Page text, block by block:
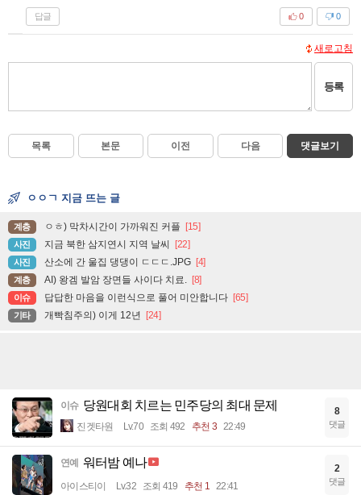
답글 0
0
새로고침
등록
목록 본문 이전 다음 댓글보기
ㅇㅇㄱ 지금 뜨는 글
계층 ㅇㅎ) 막차시간이 가까워진 커플 [15]
사진 지금 북한 삼지연시 지역 날씨 [22]
사진 산소에 간 울집 댕댕이 ㄷㄷㄷ.JPG [4]
계층 AI) 왕겜 발암 장면들 사이다 치료. [8]
이슈 답답한 마음을 이런식으로 풀어 미안합니다 [65]
기타 개빡침주의) 이게 12년 [24]
이슈 당원대회 치르는 민주당의 최대 문제
진겟타원 Lv.70 조회 492 추천 3 22:49
8
댓글
연예 워터밤 예나
아이스티이 Lv.32 조회 419 추천 1 22:41
2
댓글